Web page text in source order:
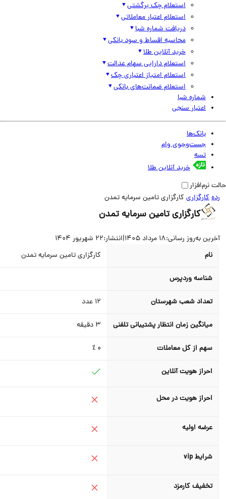
استعلام چک برگشتی
استعلام اعتبار معاملاتی
دریافت شماره شبا
محاسبه اقساط و سود بانکی
خرید آنلاین طلا
استعلام دارایی سهام عدالت
استعلام امتیاز اعتباری چک
استعلام ضمانت‌های بانکی
شماره شبا
اعتبار سنجی
بانک‌ها
جست‌وجوی وام
تسه
خرید آنلاین طلا
کارگزاریکارگزاری تامین سرمایه تمدن
کارگزاری تامین سرمایه تمدن
به‌روز رسانی:18 مرداد 1405 |انتشار:22 شهریور 1404
کارگزاری تامین سرمایه تمدن
شناسه وردپرس
تعداد شعب شهرستان عدد
میانگین زمان انتظار پشتیبانی تلفنی دقیقه
سهم از کل معاملات
احراز هویت آنلاین
احراز هویت در محل
عرضه اولیه
شرایط vip
تخفیف کارمزد